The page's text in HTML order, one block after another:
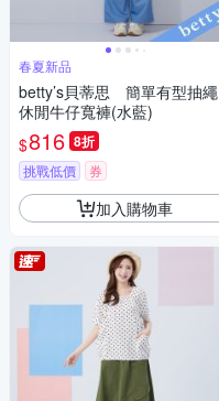
春夏新品
betty’s貝蒂思 簡單有型抽繩
休閒牛仔寬褲(水藍)
$816 8折
挑戰低價 券
加入購物車